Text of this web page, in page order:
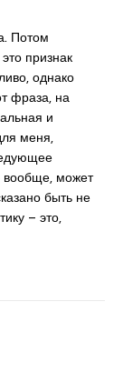
Потом
признак
однако
фраза, на
и
меня,
вообще, может
быть не
– это,